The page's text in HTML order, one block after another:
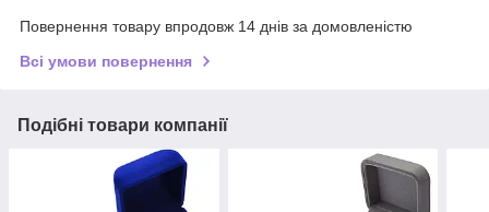
Повернення товару впродовж 14 днів за домовленістю
Всі умови повернення
Подібні товари компанії